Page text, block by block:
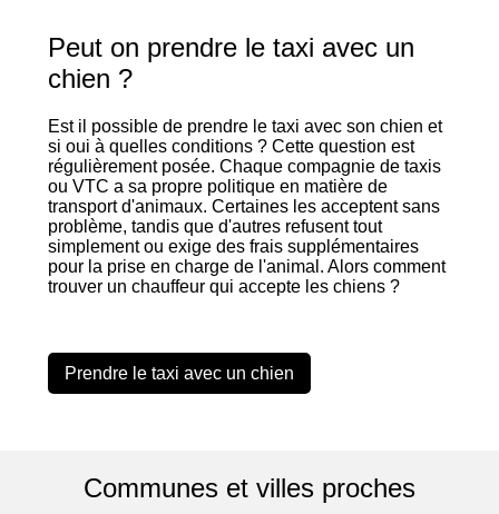
Peut on prendre le taxi avec un
chien ?
Est il possible de prendre le taxi avec son chien et
si oui à quelles conditions ? Cette question est
régulièrement posée. Chaque compagnie de taxis
ou VTC a sa propre politique en matière de
transport d'animaux. Certaines les acceptent sans
problème, tandis que d'autres refusent tout
simplement ou exige des frais supplémentaires
pour la prise en charge de l'animal. Alors comment
trouver un chauffeur qui accepte les chiens ?
Prendre le taxi avec un chien
Communes et villes proches